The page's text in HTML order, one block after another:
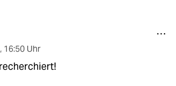
, 16:50 Uhr